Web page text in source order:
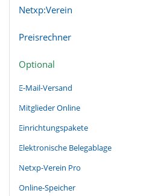
Netxp:Verein
Preisrechner
Optional
E-Mail-Versand
Mitglieder Online
Einrichtungspakete
Elektronische Belegablage
Netxp-Verein Pro
Online-Speicher